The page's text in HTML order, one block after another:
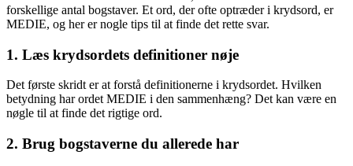
forskellige antal bogstaver. Et ord, der ofte optræder i krydsord, er
MEDIE, og her er nogle tips til at finde det rette svar.
1. Læs krydsordets definitioner nøje
Det første skridt er at forstå definitionerne i krydsordet. Hvilken
betydning har ordet MEDIE i den sammenhæng? Det kan være en
nøgle til at finde det rigtige ord.
2. Brug bogstaverne du allerede har